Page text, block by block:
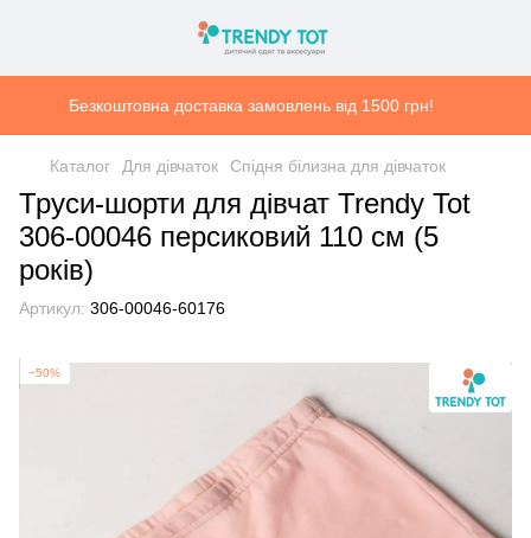
Безкоштовна доставка замовлень від 1500 грн!
Каталог Для дівчаток Спідня білизна для дівчаток
Труси-шорти для дівчат Trendy Tot
306-00046 персиковий 110 см (5
років)
Артикул: 306-00046-60176
−50%